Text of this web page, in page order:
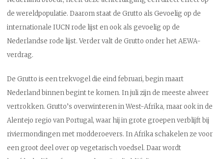
de wereldpopulatie. Daarom staat de Grutto als Gevoelig op de
internationale IUCN rode lijst en ook als gevoelig op de
Nederlandse rode lijst. Verder valt de Grutto onder het AEWA-
verdrag.
De Grutto is een trekvogel die eind februari, begin maart
Nederland binnen begint te komen. In juli zijn de meeste alweer
vertrokken. Grutto’s overwinteren in West-Afrika, maar ook in de
Alentejo regio van Portugal, waar hij in grote groepen verblijft bij
riviermondingen met modderoevers. In Afrika schakelen ze voor
een groot deel over op vegetarisch voedsel. Daar wordt